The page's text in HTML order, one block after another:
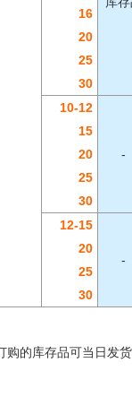
16
20
25
30
10-12
-
15
20
25
30
12-15
-
20
25
30
购的库存品可当日发